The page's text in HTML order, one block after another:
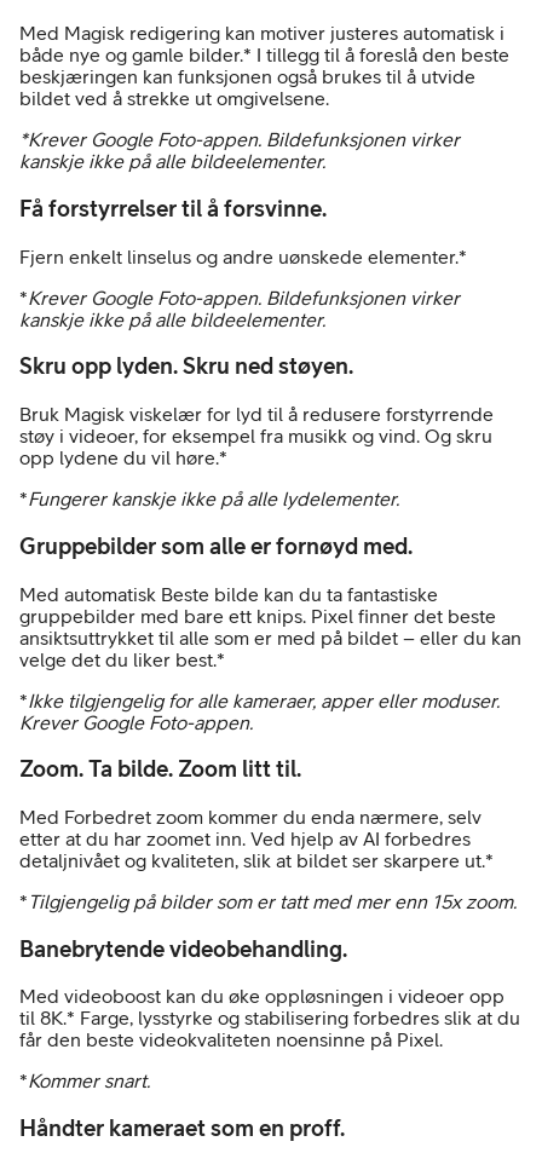
Med Magisk redigering kan motiver justeres automatisk i
både nye og gamle bilder.* I tillegg til å foreslå den beste
beskjæringen kan funksjonen også brukes til å utvide
bildet ved å strekke ut omgivelsene.
*Krever Google Foto-appen. Bildefunksjonen virker
kanskje ikke på alle bildeelementer.
Få forstyrrelser til å forsvinne.
Fjern enkelt linselus og andre uønskede elementer.*
*Krever Google Foto-appen. Bildefunksjonen virker
kanskje ikke på alle bildeelementer.
Skru opp lyden. Skru ned støyen.
Bruk Magisk viskelær for lyd til å redusere forstyrrende
støy i videoer, for eksempel fra musikk og vind. Og skru
opp lydene du vil høre.*
*Fungerer kanskje ikke på alle lydelementer.
Gruppebilder som alle er fornøyd med.
Med automatisk Beste bilde kan du ta fantastiske
gruppebilder med bare ett knips. Pixel finner det beste
ansiktsuttrykket til alle som er med på bildet – eller du kan
velge det du liker best.*
*Ikke tilgjengelig for alle kameraer, apper eller moduser.
Krever Google Foto-appen.
Zoom. Ta bilde. Zoom litt til.
Med Forbedret zoom kommer du enda nærmere, selv
etter at du har zoomet inn. Ved hjelp av AI forbedres
detaljnivået og kvaliteten, slik at bildet ser skarpere ut.*
* Tilgjengelig på bilder som er tatt med mer enn 15x zoom.
Banebrytende videobehandling.
Med videoboost kan du øke oppløsningen i videoer opp
til 8K.* Farge, lysstyrke og stabilisering forbedres slik at du
får den beste videokvaliteten noensinne på Pixel.
*Kommer snart.
Håndter kameraet som en proff.